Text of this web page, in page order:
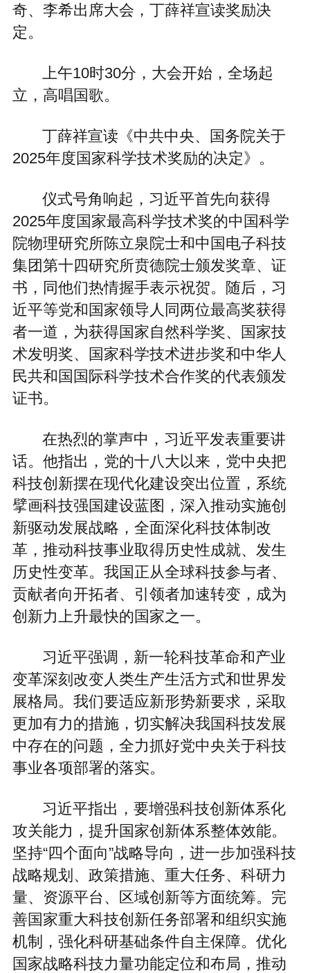
奇、李希出席大会，丁薛祥宣读奖励决
定。
上午10时30分，大会开始，全场起
立，高唱国歌。
丁薛祥宣读《中共中央、国务院关于
2025年度国家科学技术奖励的决定》。
仪式号角响起，习近平首先向获得
2025年度国家最高科学技术奖的中国科学
院物理研究所陈立泉院士和中国电子科技
集团第十四研究所贲德院士颁发奖章、证
书，同他们热情握手表示祝贺。随后，习
近平等党和国家领导人同两位最高奖获得
者一道，为获得国家自然科学奖、国家技
术发明奖、国家科学技术进步奖和中华人
民共和国国际科学技术合作奖的代表颁发
证书。
在热烈的掌声中，习近平发表重要讲
话。他指出，党的十八大以来，党中央把
科技创新摆在现代化建设突出位置，系统
擘画科技强国建设蓝图，深入推动实施创
新驱动发展战略，全面深化科技体制改
革，推动科技事业取得历史性成就、发生
历史性变革。我国正从全球科技参与者、
贡献者向开拓者、引领者加速转变，成为
创新力上升最快的国家之一。
习近平强调，新一轮科技革命和产业
变革深刻改变人类生产生活方式和世界发
展格局。我们要适应新形势新要求，采取
更加有力的措施，切实解决我国科技发展
中存在的问题，全力抓好党中央关于科技
事业各项部署的落实。
习近平指出，要增强科技创新体系化
攻关能力，提升国家创新体系整体效能。
坚持“四个面向”战略导向，进一步加强科技
战略规划、政策措施、重大任务、科研力
量、资源平台、区域创新等方面统筹。完
善国家重大科技创新任务部署和组织实施
机制，强化科研基础条件自主保障。优化
国家战略科技力量功能定位和布局，推动